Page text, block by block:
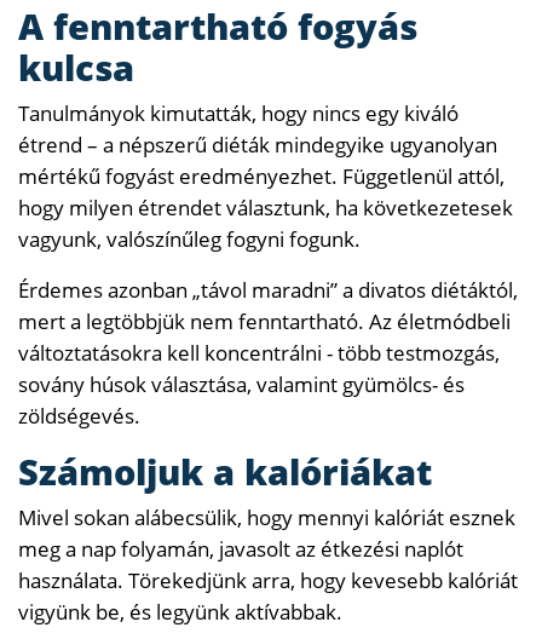
A fenntartható fogyás
kulcsa
Tanulmányok kimutatták, hogy nincs egy kiváló
étrend – a népszerű diéták mindegyike ugyanolyan
mértékű fogyást eredményezhet. Függetlenül attól,
hogy milyen étrendet választunk, ha következetesek
vagyunk, valószínűleg fogyni fogunk.
Érdemes azonban „távol maradni” a divatos diétáktól,
mert a legtöbbjük nem fenntartható. Az életmódbeli
változtatásokra kell koncentrálni - több testmozgás,
sovány húsok választása, valamint gyümölcs- és
zöldségevés.
Számoljuk a kalóriákat
Mivel sokan alábecsülik, hogy mennyi kalóriát esznek
meg a nap folyamán, javasolt az étkezési naplót
használata. Törekedjünk arra, hogy kevesebb kalóriát
vigyünk be, és legyünk aktívabbak.